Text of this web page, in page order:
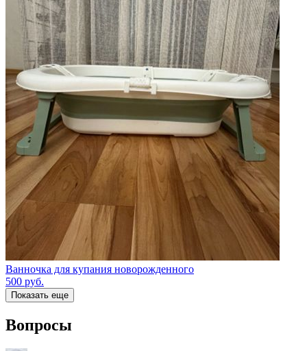
Ванночка для купания новорожденного
500 руб.
Показать еще
Вопросы